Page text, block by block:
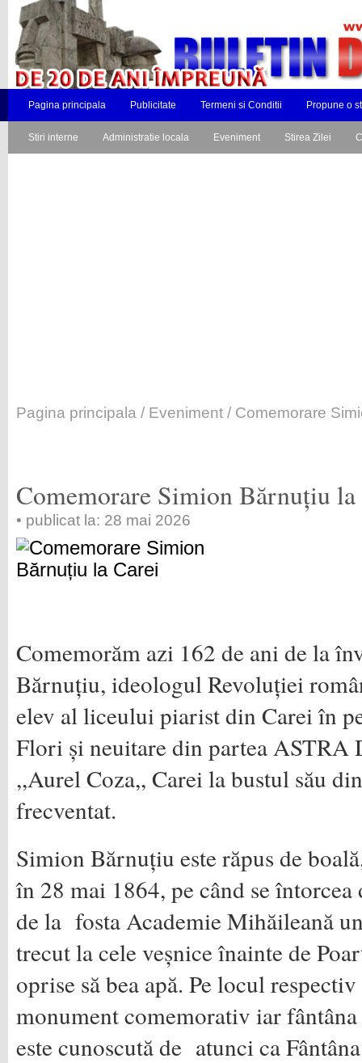
Pagina principala Publicitate Termeni si Conditii Propune o
Stiri interne Administratie locala Eveniment Stirea Zilei
Pagina principala / Eveniment / Comemorare
Comemorare Simion Bărnuțiu
• publicat la: 28 mai 2026
Comemorăm azi 162 de ani de la
Bărnuțiu, ideologul Revoluției
elev al liceului piarist din Carei în
Flori și neuitare din partea ASTRA
,,Aurel Coza,, Carei la bustul său
frecventat.
Simion Bărnuțiu este răpus de
în 28 mai 1864, pe când se întorcea
de la fosta Academie Mihăileană
trecut la cele veșnice înainte de
oprise să bea apă. Pe locul
monument comemorativ iar
este cunoscută de atunci ca